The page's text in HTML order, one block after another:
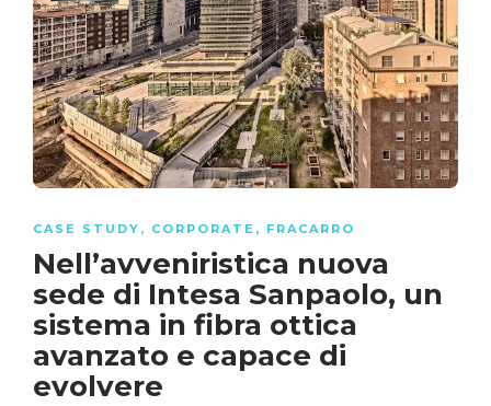
CASE STUDY , CORPORATE , FRACARRO
Nell’avveniristica nuova
sede di Intesa Sanpaolo, un
sistema in fibra ottica
avanzato e capace di
evolvere